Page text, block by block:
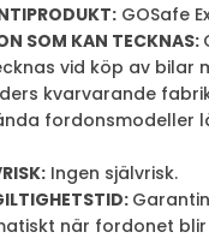
GOSafe
SOM KAN TECKNAS:
vid köp av bilar
kvarvarande
fordonsmodeller
Ingen självrisk.
när fordonet blir